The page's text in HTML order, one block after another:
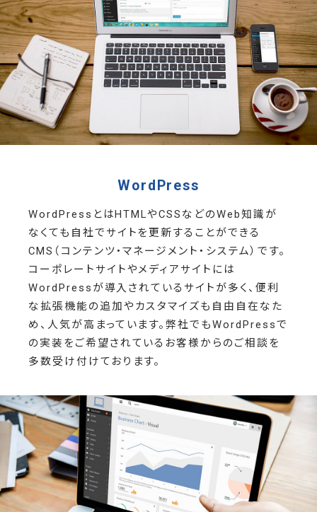
WordPress
WordPressとはHTMLやCSSなどのWeb知識が
なくても自社でサイトを更新することができる
CMS（コンテンツ・マネージメント・システム）です。
コーポレートサイトやメディアサイトには
WordPressが導入されているサイトが多く、便利
な拡張機能の追加やカスタマイズも自由自在なた
め、人気が高まっています。弊社でもWordPressで
の実装をご希望されているお客様からのご相談を
多数受け付けております。